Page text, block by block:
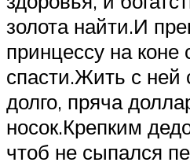
золота найти.И
принцессу на коне
спасти.Жить с ней
долго, пряча
носок.Крепким
чтоб не сыпался